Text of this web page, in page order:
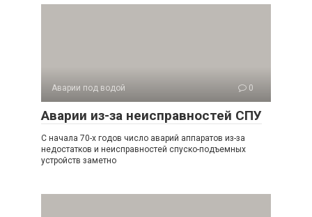
Аварии под водой 0
Аварии из-за неисправностей СПУ
С начала 70-х годов число аварий аппаратов из-за
недостатков и неисправностей спуско-подъемных
устройств заметно